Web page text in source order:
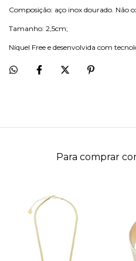
Composição: aço inox dourado. Não
Tamanho: 2,5cm;
Níquel Free e desenvolvida com
Para comprar